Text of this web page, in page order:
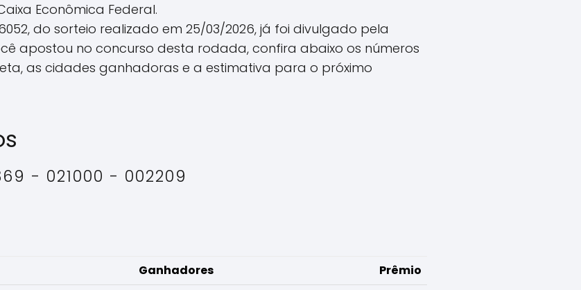
Econômica Federal.
do sorteio realizado em 25/03/2026, já foi divulgado pela
apostou no concurso desta rodada, confira abaixo os números
as cidades ganhadoras e a estimativa para o próximo
- 021000 - 002209
Ganhadores
Prêmio